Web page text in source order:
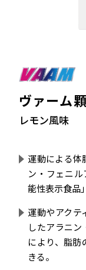
ヴァーム
レモン風味
運動による体
ン・フェニ
能性表示食品
運動やアクテ
したアラニ
により、脂肪
きる。